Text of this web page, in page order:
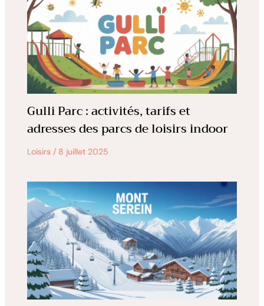
Gulli Parc : activités, tarifs et
adresses des parcs de loisirs indoor
Loisirs/ 8 juillet 2025